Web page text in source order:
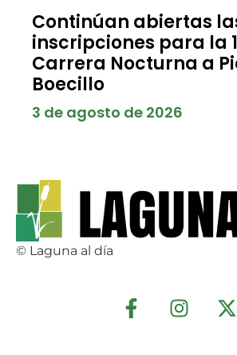
Continúan abiertas
inscripciones para la
Carrera Nocturna a
Boecillo
3 de agosto de 2026
© Laguna al día